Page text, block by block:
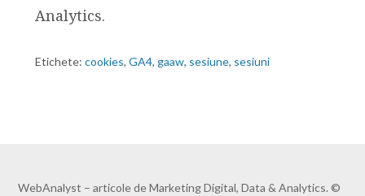
Analytics.
Etichete: cookies, GA4, gaaw, sesiune, sesiuni
WebAnalyst – articole de Marketing Digital, Data & Analytics. ©